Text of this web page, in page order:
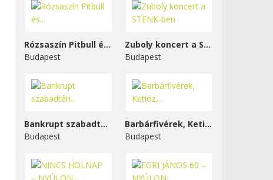
Rózsaszín Pitbull és...
Budapest
Zuboly koncert a STENK-ben
Budapest
Bankrupt szabadtéri...
Budapest
Barbárfivérek, Ketioz,...
Budapest